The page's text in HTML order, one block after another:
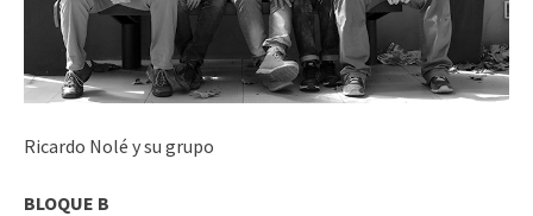
Ricardo Nolé y su grupo
BLOQUE B